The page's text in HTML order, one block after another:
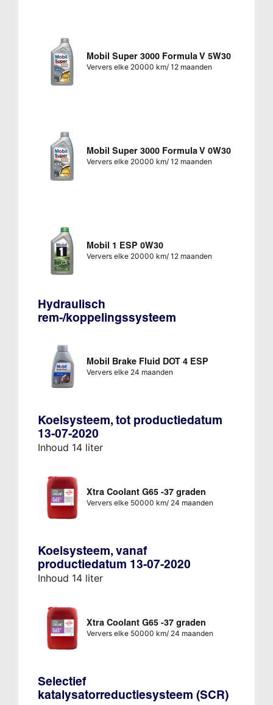
Mobil Super 3000 Formula V 5W30
Ververs elke 20000 km/ 12 maanden
Mobil Super 3000 Formula V 0W30
Ververs elke 20000 km/ 12 maanden
Mobil 1 ESP 0W30
Ververs elke 20000 km/ 12 maanden
Hydraulisch
rem-/koppelingssysteem
Mobil Brake Fluid DOT 4 ESP
Ververs elke 24 maanden
Koelsysteem, tot productiedatum
13-07-2020
Inhoud 14 liter
Xtra Coolant G65 -37 graden
Ververs elke 50000 km/ 24 maanden
Koelsysteem, vanaf
productiedatum 13-07-2020
Inhoud 14 liter
Xtra Coolant G65 -37 graden
Ververs elke 50000 km/ 24 maanden
Selectief
katalysatorreductiesysteem (SCR)